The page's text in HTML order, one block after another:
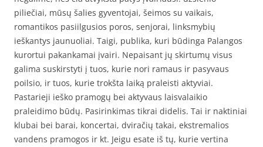
piliečiai, mūsų šalies gyventojai, šeimos su vaikais,
romantikos pasiilgusios poros, senjorai, linksmybių
ieškantys jaunuoliai. Taigi, publika, kuri būdinga Palangos
kurortui pakankamai įvairi. Nepaisant jų skirtumų visus
galima suskirstyti į tuos, kurie nori ramaus ir pasyvaus
poilsio, ir tuos, kurie trokšta laiką praleisti aktyviai.
Pastarieji ieško pramogų bei aktyvaus laisvalaikio
praleidimo būdų. Pasirinkimas tikrai didelis. Tai ir naktiniai
klubai bei barai, koncertai, dviračių takai, ekstremalios
vandens pramogos ir kt. Jeigu esate iš tų, kurie vertina